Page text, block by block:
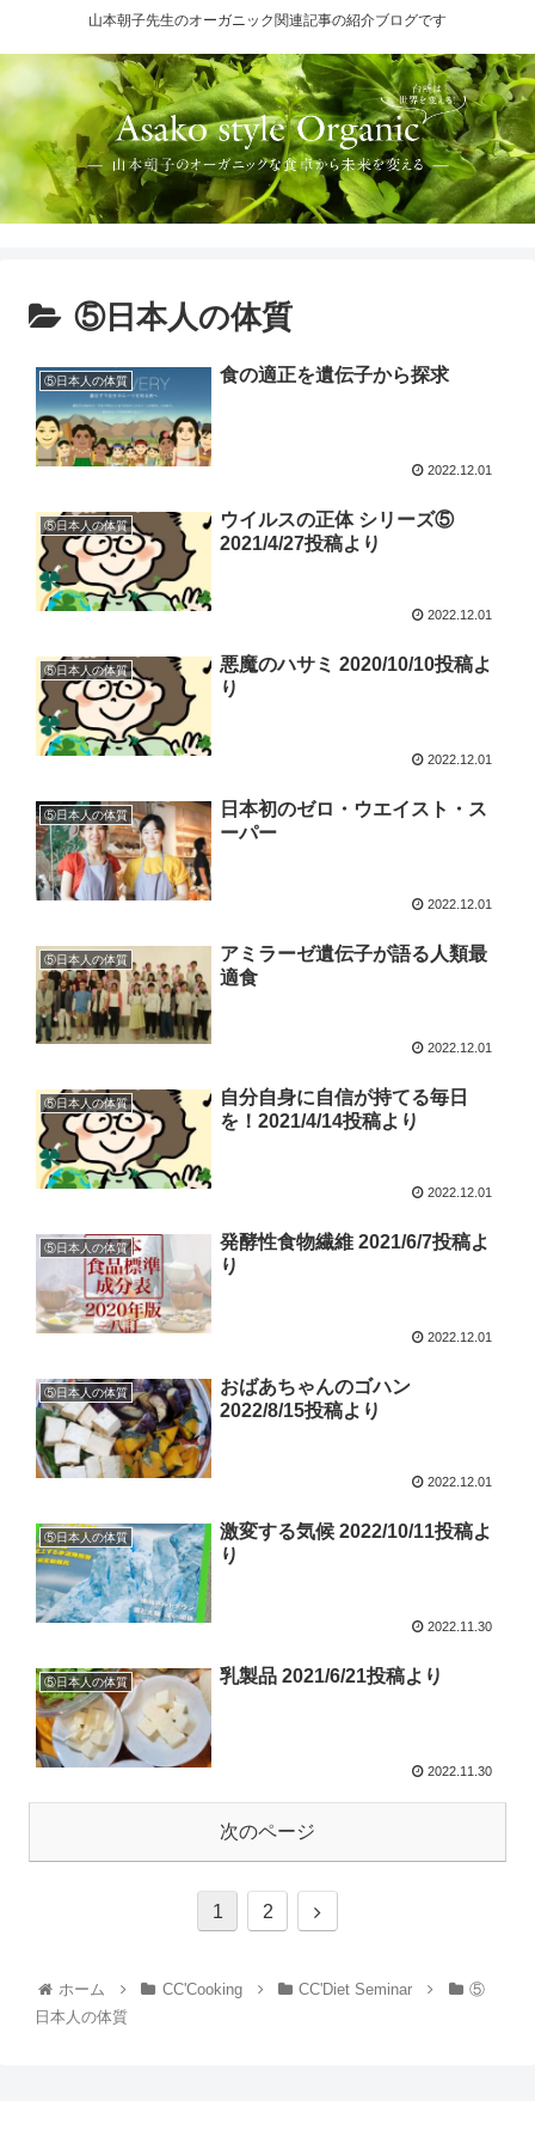
山本朝子先生のオーガニック関連記事の紹介ブログです
⑤日本人の体質
⑤日本人の体質 食の適正を遺伝子から探求
2022.12.01
⑤日本人の体質
ウイルスの正体 シリーズ⑤
2021/4/27投稿より
2022.12.01
⑤日本人の体質
悪魔のハサミ 2020/10/10投稿よ
り
2022.12.01
⑤日本人の体質
日本初のゼロ・ウエイスト・ス
ーパー
2022.12.01
⑤日本人の体質
アミラーゼ遺伝子が語る人類最
適食
2022.12.01
⑤日本人の体質
自分自身に自信が持てる毎日
を！2021/4/14投稿より
2022.12.01
⑤日本人の体質
発酵性食物繊維 2021/6/7投稿よ
り
2022.12.01
⑤日本人の体質
おばあちゃんのゴハン
2022/8/15投稿より
2022.12.01
⑤日本人の体質
激変する気候 2022/10/11投稿よ
り
2022.11.30
⑤日本人の体質 乳製品 2021/6/21投稿より
2022.11.30
次のページ
1 2
ホーム CC'Cooking CC'Diet Seminar
⑤
日本人の体質